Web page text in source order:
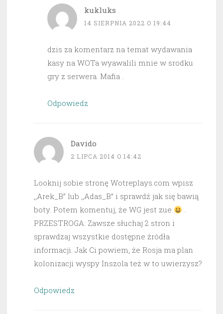
kukluks
14 SIERPNIA 2022 O 19:44
dzis za komentarz na temat wydawania
kasy na WOTa wyawalili mnie w srodku
gry z serwera. Mafia .
Odpowiedz
Davido
2 LIPCA 2014 O 14:42
Looknij sobie stronę Wotreplays.com wpisz
,,Arek_B” lub ,,Adas_B” i sprawdź jak się bawią
boty. Potem komentuj, że WG jest zue
.
PRZESTROGA: Zawsze słuchaj 2 stron i
sprawdzaj wszystkie dostępne źródła
informacji. Jak Ci powiem, że Rosja ma plan
kolonizacji wyspy Inszola też w to uwierzysz?
Odpowiedz